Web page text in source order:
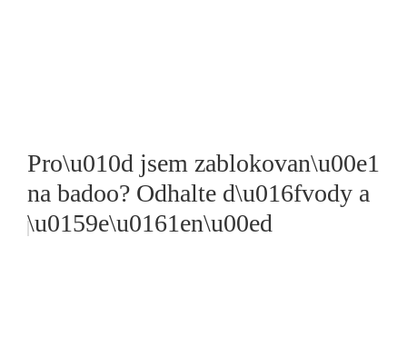
Pro\u010d jsem zablokovan\u00e1
na badoo? Odhalte d\u016fvody a
\u0159e\u0161en\u00ed